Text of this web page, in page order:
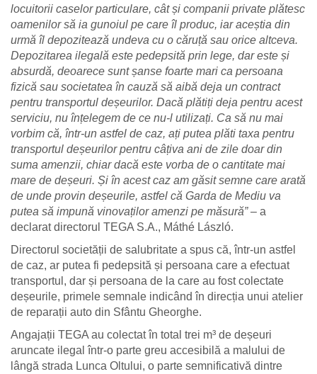
locuitorii caselor particulare, cât și companii private plătesc
oamenilor să ia gunoiul pe care îl produc, iar aceștia din
urmă îl depozitează undeva cu o căruță sau orice altceva.
Depozitarea ilegală este pedepsită prin lege, dar este și
absurdă, deoarece sunt șanse foarte mari ca persoana
fizică sau societatea în cauză să aibă deja un contract
pentru transportul deșeurilor. Dacă plătiți deja pentru acest
serviciu, nu înțelegem de ce nu-l utilizați. Ca să nu mai
vorbim că, într-un astfel de caz, ați putea plăti taxa pentru
transportul deșeurilor pentru câțiva ani de zile doar din
suma amenzii, chiar dacă este vorba de o cantitate mai
mare de deșeuri. Și în acest caz am găsit semne care arată
de unde provin deșeurile, astfel că Garda de Mediu va
putea să impună vinovaților amenzi pe măsură”– a
declarat directorul TEGA S.A., Máthé László.
Directorul societății de salubritate a spus că, într-un astfel
de caz, ar putea fi pedepsită și persoana care a efectuat
transportul, dar și persoana de la care au fost colectate
deșeurile, primele semnale indicând în direcția unui atelier
de reparații auto din Sfântu Gheorghe.
Angajații TEGA au colectat în total trei m³ de deșeuri
aruncate ilegal într-o parte greu accesibilă a malului de
lângă strada Lunca Oltului, o parte semnificativă dintre